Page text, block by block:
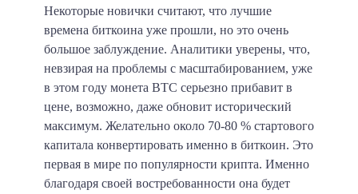
Некоторые новички считают, что лучшие
времена биткоина уже прошли, но это очень
большое заблуждение. Аналитики уверены, что,
невзирая на проблемы с масштабированием, уже
в этом году монета BTC серьезно прибавит в
цене, возможно, даже обновит исторический
максимум. Желательно около 70-80 % стартового
капитала конвертировать именно в биткоин. Это
первая в мире по популярности крипта. Именно
благодаря своей востребованности она будет